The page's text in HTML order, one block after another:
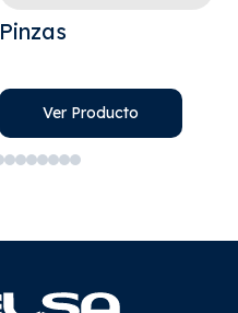
Pinzas
Ver Producto